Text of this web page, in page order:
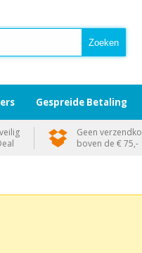
Gespreide Betaling
Geen
boven de € 75,-